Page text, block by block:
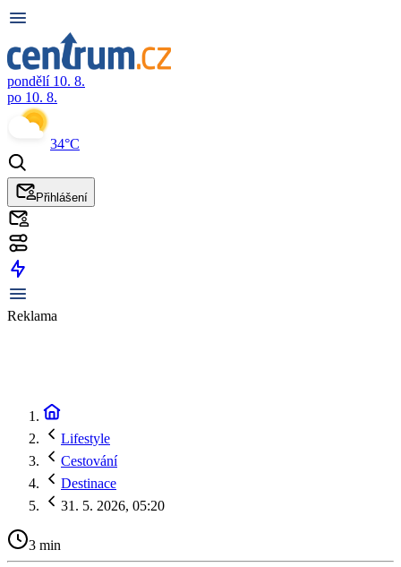
pondělí 10. 8.
po 10. 8.
34°C
Přihlášení
Reklama
Lifestyle
Cestování
Destinace
31. 5. 2026, 05:20
3 min